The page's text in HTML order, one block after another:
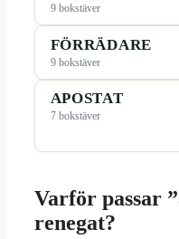
9 bokstäver
FÖRRÄDARE
9 bokstäver
APOSTAT
7 bokstäver
Varför passar
renegat?